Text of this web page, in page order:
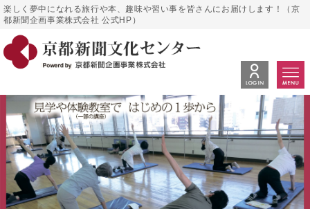
楽しく夢中になれる旅行や本、趣味や習い事を皆さんにお届けします！（京
都新聞企画事業株式会社 公式HP）